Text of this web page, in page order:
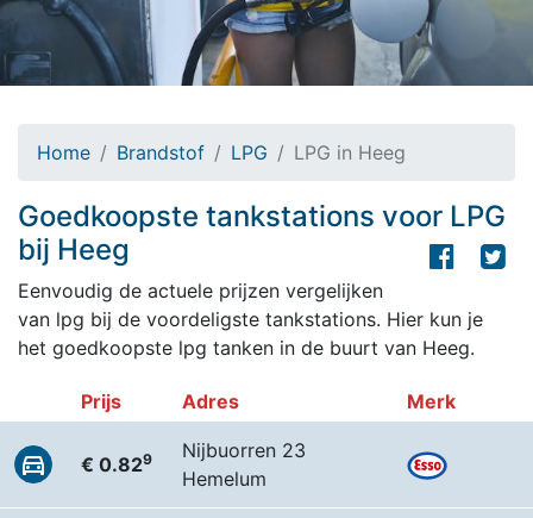
Home Brandstof LPG LPG in Heeg
Goedkoopste tankstations voor LPG
bij Heeg
Eenvoudig de actuele prijzen vergelijken
van lpg bij de voordeligste tankstations. Hier kun je
het goedkoopste lpg tanken in de buurt van Heeg.
Prijs Adres Merk
€ 0.829
Nijbuorren 23
Hemelum